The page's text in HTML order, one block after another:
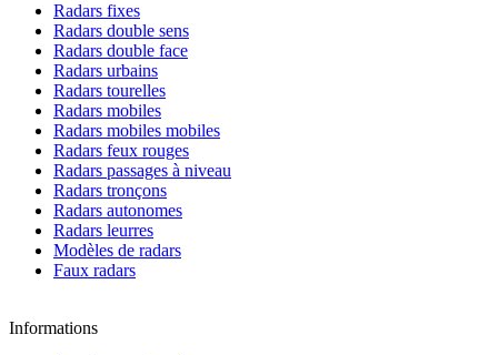
Radars fixes
Radars double sens
Radars double face
Radars urbains
Radars tourelles
Radars mobiles
Radars mobiles mobiles
Radars feux rouges
Radars passages à niveau
Radars tronçons
Radars autonomes
Radars leurres
Modèles de radars
Faux radars
Informations